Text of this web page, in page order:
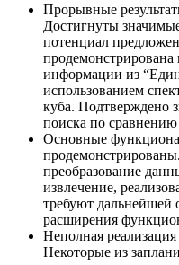
Прорывные
Достигнуты
потенциал
продемонстрирована
информации из
использованием
куба. Подтверждено
поиска по
Основные
преобразование
извлечение,
требуют дальнейшей
расширения
Неполная
Некоторые из